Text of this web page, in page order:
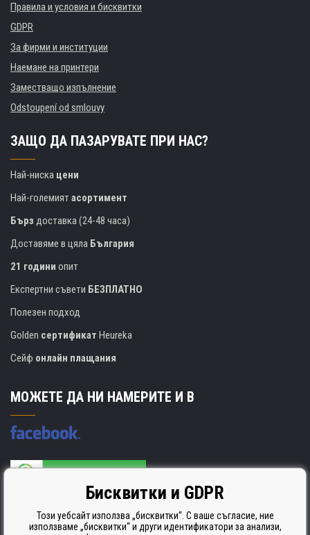
Правила и условия и бисквитки
GDPR
За фирми и институции
Наемане на принтери
Заместващо изпълнение
Odstoupení od smlouvy
ЗАЩО ДА ПАЗАРУВАТЕ ПРИ НАС?
Най-ниска цени
Най-големиятасортимент
Бърз доставка (24-48 часа)
Доставяме в цяла България
21 години опит
Експертни съвети БЕЗПЛАТНО
Полезен подход
Golden сертификат Heureka
Сейф онлайн плащания
МОЖЕТЕ ДА НИ НАМЕРИТЕ И В
Производителят на касети е сертифициран
ISO 9001. ISO 14001 и STMC.
Бисквитки и GDPR
Този уебсайт използва „бисквитки“. С ваше съгласие, ние
използваме „бисквитки“ и други идентификатори за анализи,